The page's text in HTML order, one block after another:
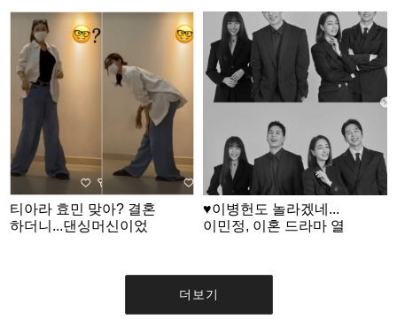
[스타이슈]
티아라 효민 맞아? 결혼
하더니...댄싱머신이었
♥이병헌도 놀라겠네...
이민정, 이혼 드라마 열
더보기